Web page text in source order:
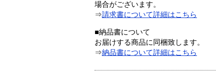
場合がございます。
⇒請求書について詳細はこちら
■納品書について
お届けする商品に同梱致します。
⇒納品書について詳細はこちら